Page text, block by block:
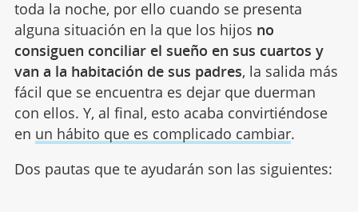
toda la noche, por ello cuando se presenta
alguna situación en la que los hijos no
consiguen conciliar el sueño en sus cuartos y
van a la habitación de sus padres, la salida más
fácil que se encuentra es dejar que duerman
con ellos. Y, al final, esto acaba convirtiéndose
en un hábito que es complicado cambiar.
Dos pautas que te ayudarán son las siguientes: